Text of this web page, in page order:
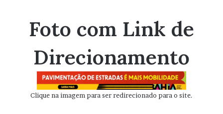
Foto com Link de
Direcionamento
Clique na imagem para ser redirecionado para o site.